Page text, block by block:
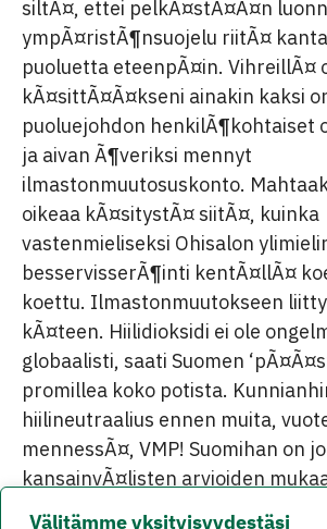
Välitämme yksityisyydestäsi
siltÃ¤, ettei pelkÃ¤stÃ¤Ã¤n
ympÃ¤ristÃ¶nsuojelu riitÃ¤
puoluetta eteenpÃ¤in. VihreillÃ¤
kÃ¤sittÃ¤Ã¤kseni ainakin kaksi
puoluejohdon henkilÃ¶kohtaiset
ja aivan Ã¶veriksi mennyt
ilmastonmuutosuskonto.
oikeaa kÃ¤sitystÃ¤ siitÃ¤, kuinka
vastenmieliseksi Ohisalon
besservisserÃ¶inti kentÃ¤llÃ¤
koettu. Ilmastonmuutokseen
kÃ¤teen. Hiilidioksidi ei ole
globaalisti, saati Suomen
promillea koko potista.
hiilineutraalius ennen muita,
mennessÃ¤, VMP! Suomihan on
kansainvÃ¤listen arvioiden
Kolmannesta ongelmasta,